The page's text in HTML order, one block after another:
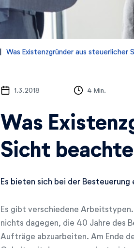
Was Existenzgründer aus steuerlicher
1.3.2018 4 Min.
Was
Sicht
Es bieten sich bei der
Es gibt verschiedene Arbeitstypen.
nichts dagegen, die 40 Jahre des
Aufträge abzuarbeiten. Am Ende